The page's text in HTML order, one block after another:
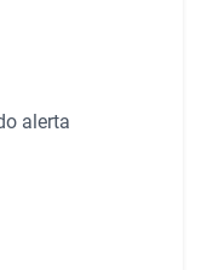
alerta